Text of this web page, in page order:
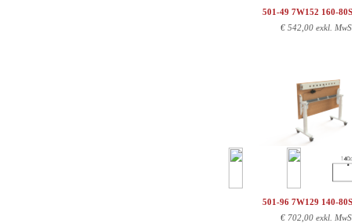
501-49 7W152 160-
€542,00 exkl.
501-96 7W129 140-
€ 702,00 exkl.